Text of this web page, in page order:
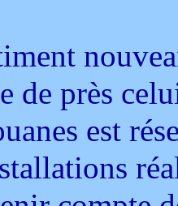
de près
est